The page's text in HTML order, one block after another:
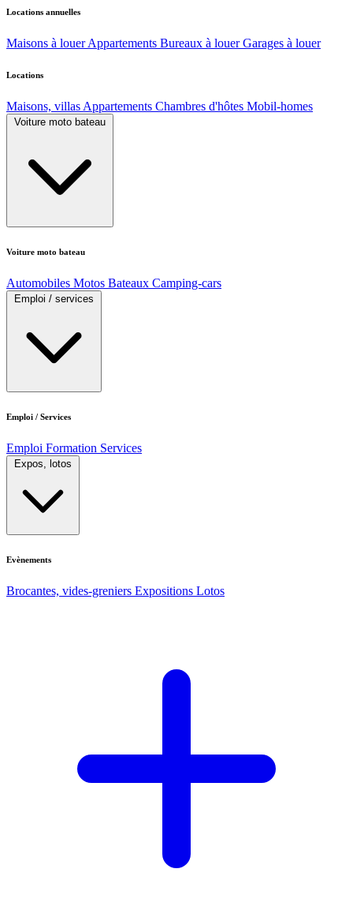
Locations annuelles
Maisons à louer Appartements Bureaux à louer Garages à louer
Locations
Maisons, villas Appartements Chambres d'hôtes Mobil-homes
Voiture moto bateau
Voiture moto bateau
Automobiles Motos Bateaux Camping-cars
Emploi / services
Emploi / Services
Emploi Formation Services
Expos, lotos
Evènements
Brocantes, vides-greniers Expositions Lotos